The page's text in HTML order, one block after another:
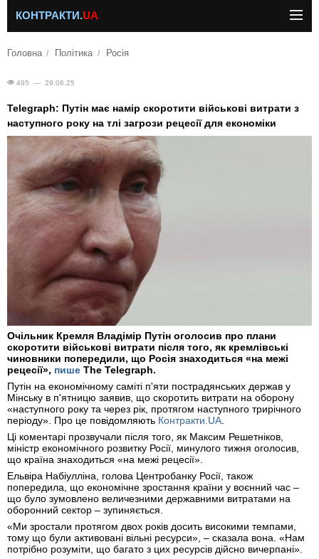
КОНТРАКТИ.UA
Головна Політика Росія
495 — 29.06.25
Telegraph: Путін має намір скоротити військові витрати з
наступного року на тлі загрози рецесії для економіки
Очільник Кремля Владімір Путін оголосив про плани
скоротити військові витрати після того, як кремлівські
чиновники попередили, що Росія знаходиться «на межі
рецесії», пише The Telegraph.
Путін на економічному саміті п'яти пострадянських держав у
Мінську в п'ятницю заявив, що скоротить витрати на оборону
«наступного року та через рік, протягом наступного трирічного
періоду». Про це повідомляють Контракти.UA.
Ці коментарі прозвучали після того, як Максим Решетніков,
міністр економічного розвитку Росії, минулого тижня оголосив,
що країна знаходиться «на межі рецесії».
Ельвіра Набіулліна, голова Центробанку Росії, також
попередила, що економічне зростання країни у воєнний час –
що було зумовлено величезними державними витратами на
оборонний сектор – зупиняється.
«Ми зростали протягом двох років досить високими темпами,
тому що були активовані вільні ресурси», – сказала вона. «Нам
потрібно розуміти, що багато з цих ресурсів дійсно вичерпані».